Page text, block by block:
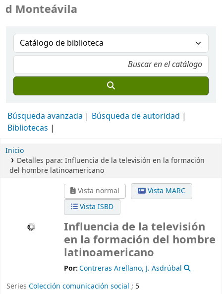
Búsqueda avanzada
Búsqueda de autoridad
Bibliotecas
Inicio
Detalles para: Influencia de la televisión en la formación
del hombre latinoamericano
Vista normal
Vista MARC
Vista ISBD
Influencia de la televisión
en la formación del hombre
latinoamericano
Por:Contreras Arellano, J. Asdrúbal
Series Colección comunicación social ; 5